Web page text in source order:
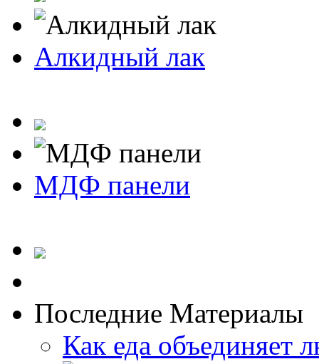
Алкидный лак
МДФ панели
Последние Материалы
Как еда объединяет